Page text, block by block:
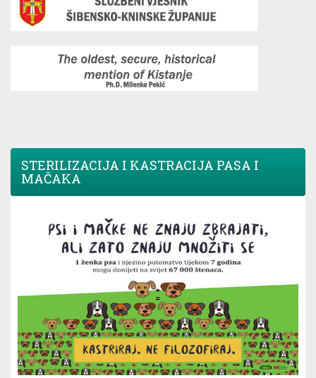
STERILIZACIJA I KASTRACIJA PASA I
MAČAKA